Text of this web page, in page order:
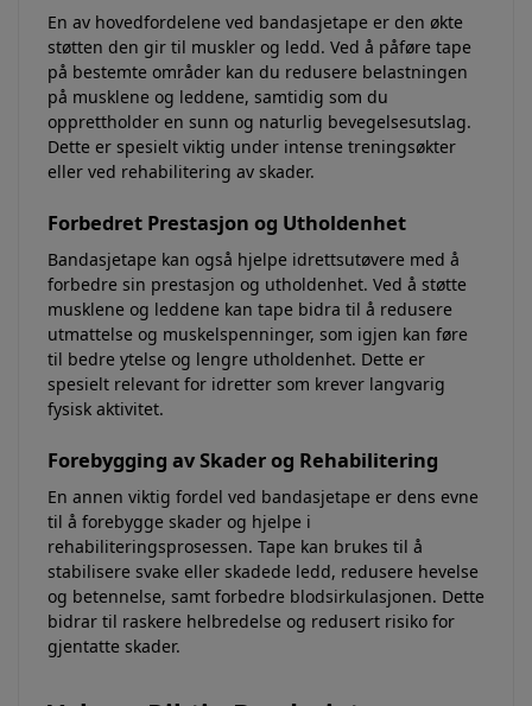
En av hovedfordelene ved bandasjetape er den økte
støtten den gir til muskler og ledd. Ved å påføre tape
på bestemte områder kan du redusere belastningen
på musklene og leddene, samtidig som du
opprettholder en sunn og naturlig bevegelsesutslag.
Dette er spesielt viktig under intense treningsøkter
eller ved rehabilitering av skader.
Forbedret Prestasjon og Utholdenhet
Bandasjetape kan også hjelpe idrettsutøvere med å
forbedre sin prestasjon og utholdenhet. Ved å støtte
musklene og leddene kan tape bidra til å redusere
utmattelse og muskelspenninger, som igjen kan føre
til bedre ytelse og lengre utholdenhet. Dette er
spesielt relevant for idretter som krever langvarig
fysisk aktivitet.
Forebygging av Skader og Rehabilitering
En annen viktig fordel ved bandasjetape er dens evne
til å forebygge skader og hjelpe i
rehabiliteringsprosessen. Tape kan brukes til å
stabilisere svake eller skadede ledd, redusere hevelse
og betennelse, samt forbedre blodsirkulasjonen. Dette
bidrar til raskere helbredelse og redusert risiko for
gjentatte skader.